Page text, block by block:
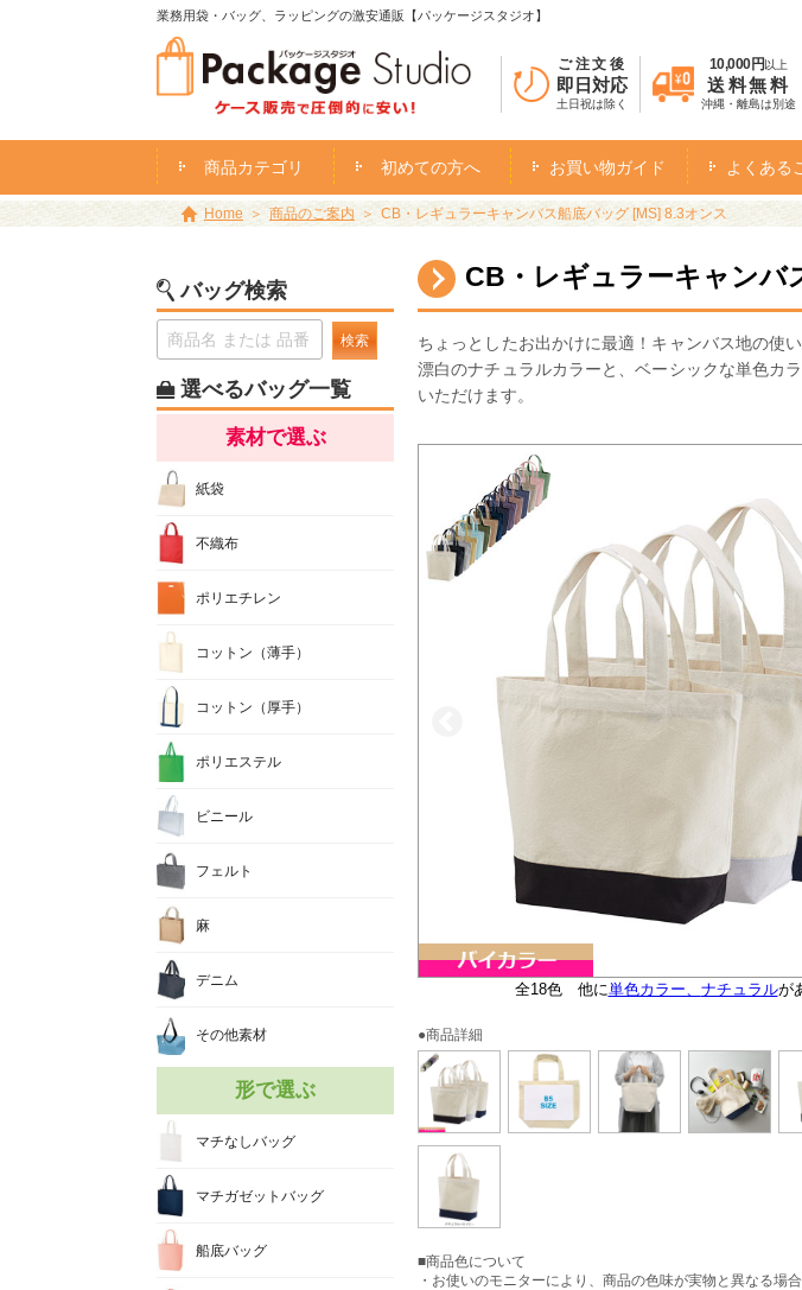
業務用袋・バッグ、ラッピングの激安通販【パッケージスタジオ】
ご注文後
即日対応
土日祝は除く
10,000円 以上
送料無料
沖縄・離島は別途
商品カテゴリ 初めての方へ お買い物ガイド よくある
Home 商品のご案内 CB・レギュラーキャンバス船底バッグ [MS] 8.3オンス
CB・レギュラーキャンバ
ちょっとしたお出かけに最適！キャンバス地の使
漂白のナチュラルカラーと、ベーシックな単色カ
いただけます。
全18色 他に単色カラー、 ナチュラルが
A4サイズ対応
大きさイメージ
使用イメージ
●商品詳細
■商品色について
・お使いのモニターにより、商品の色味が実物と異なる場合
バッグ検索
検索
選べるバッグ一覧
素材で選ぶ
紙袋
不織布
ポリエチレン
コットン（薄手）
コットン（厚手）
ポリエステル
ビニール
フェルト
麻
デニム
その他素材
形で選ぶ
マチなしバッグ
マチガゼットバッグ
船底バッグ